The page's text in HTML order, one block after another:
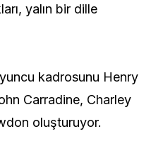
yalın bir dille
kadrosunu Henry
Carradine, Charley
oluşturuyor.